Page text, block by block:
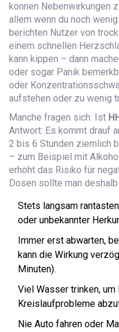
können Nebenwirkungen
allem wenn du noch
berichten Nutzer von
einem schnellen
kann kippen – dann
oder sogar Panik
oder
aufstehen oder zu wenig
Manche fragen sich: Ist
Antwort: Es kommt drauf
2 bis 6 Stunden ziemlich
– zum Beispiel mit
erhöht das Risiko für
Dosen sollte man
Stets langsam
oder unbekannter
Immer erst abwarten,
kann die Wirkung
Minuten).
Viel Wasser trinken, um
Kreislaufprobleme
Nie Auto fahren oder